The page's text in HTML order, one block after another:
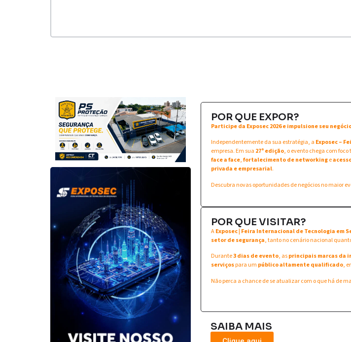
POR QUE EXPOR?
Participe da Exposec 2026 e impulsione seu
Independentemente da sua estratégia, a Exposec –
empresa. Em sua 27ª edição, o evento chega com foco
face a face,fortalecimento de networkinge
privada e empresarial.
Descubra novas oportunidades de negócios no maior
POR QUE VISITAR?
AExposec | Feira Internacional de Tecnologia em
setor de segurança, tanto no cenário nacional
Durante3 dias de evento, asprincipais marcas da
serviçospara um público altamente qualificado,
Não perca a chance de se atualizar com o que há de
SAIBA MAIS